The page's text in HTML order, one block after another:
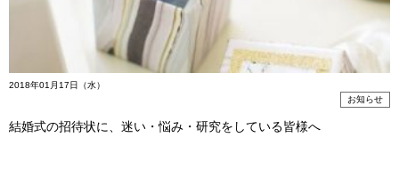
2018年01月17日（水）
お知らせ
結婚式の招待状に、迷い・悩み・研究をしている皆様へ